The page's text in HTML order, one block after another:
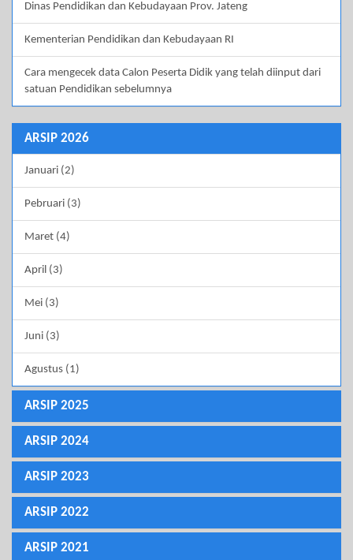
Dinas Pendidikan dan Kebudayaan Prov. Jateng
Kementerian Pendidikan dan Kebudayaan RI
Cara mengecek data Calon Peserta Didik yang telah diinput dari
satuan Pendidikan sebelumnya
ARSIP 2026
Januari (2)
Pebruari (3)
Maret (4)
April (3)
Mei (3)
Juni (3)
Agustus (1)
ARSIP 2025
ARSIP 2024
ARSIP 2023
ARSIP 2022
ARSIP 2021